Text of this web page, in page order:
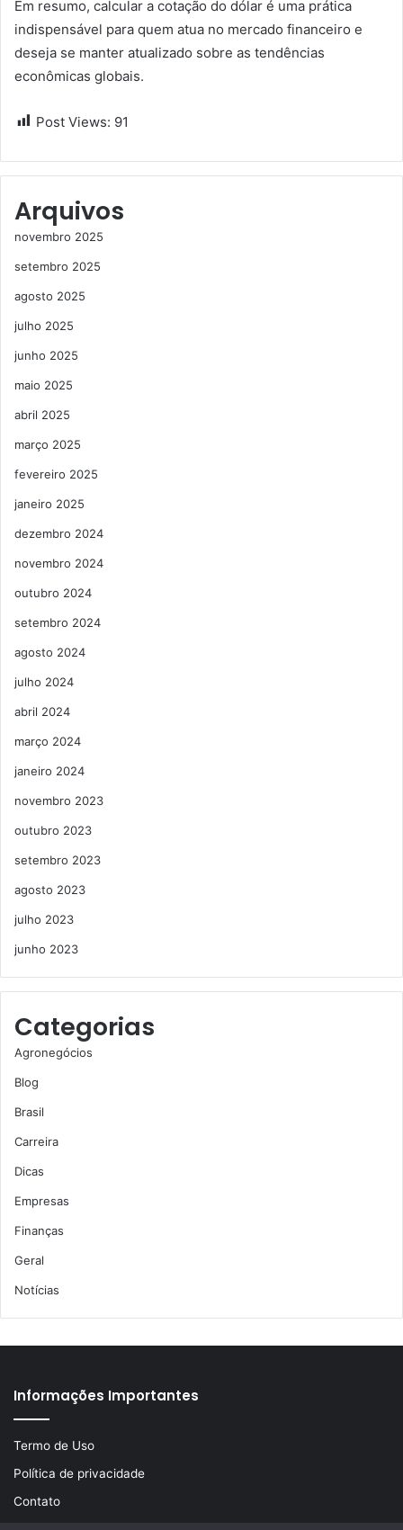
Em resumo, calcular a cotação do dólar é uma prática
indispensável para quem atua no mercado financeiro e
deseja se manter atualizado sobre as tendências
econômicas globais.
Post Views: 91
Arquivos
novembro 2025
setembro 2025
agosto 2025
julho 2025
junho 2025
maio 2025
abril 2025
março 2025
fevereiro 2025
janeiro 2025
dezembro 2024
novembro 2024
outubro 2024
setembro 2024
agosto 2024
julho 2024
abril 2024
março 2024
janeiro 2024
novembro 2023
outubro 2023
setembro 2023
agosto 2023
julho 2023
junho 2023
Categorias
Agronegócios
Blog
Brasil
Carreira
Dicas
Empresas
Finanças
Geral
Notícias
Informações Importantes
Termo de Uso
Política de privacidade
Contato